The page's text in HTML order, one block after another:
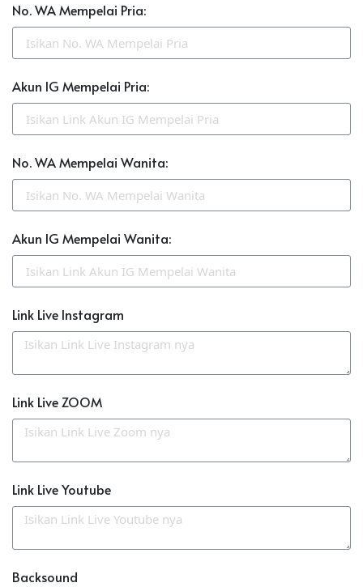
No. WA Mempelai Pria:
Akun IG Mempelai Pria:
No. WA Mempelai Wanita:
Akun IG Mempelai Wanita:
Link Live Instagram
Link Live ZOOM
Link Live Youtube
Backsound